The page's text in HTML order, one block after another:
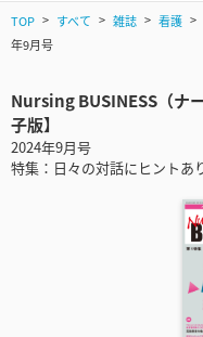
TOP すべて 雑誌 看護
年9月号
Nursing BUSINESS（ナ
子版】
2024年9月号
特集：日々の対話にヒントあ